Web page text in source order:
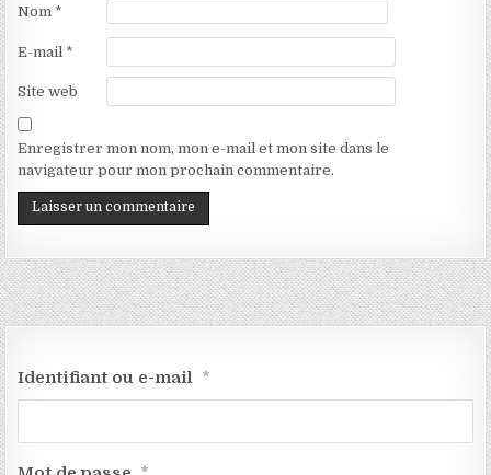
Nom *
E-mail *
Site web
Enregistrer mon nom, mon e-mail et mon site dans le
navigateur pour mon prochain commentaire.
Identifiant ou e-mail *